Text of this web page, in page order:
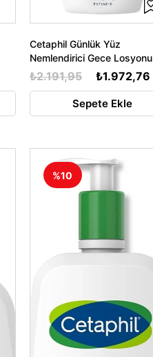
Cetaphil Günlük Yüz
Nemlendirici Gece Losyonu
88ML
₺1.972,76
₺2.191,95
Sepete Ekle
%10